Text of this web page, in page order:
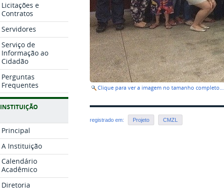
Licitações e
Contratos
Servidores
Serviço de
Informação ao
Cidadão
Perguntas
Frequentes
INSTITUIÇÃO
Principal
A Instituição
Calendário
Acadêmico
Diretoria
Clique para ver a imagem no tamanho completo…
registrado em: Projeto CMZL